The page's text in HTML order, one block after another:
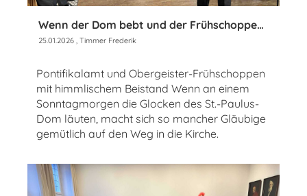
Wenn der Dom bebt und der Frühschoppen ruft
25.01.2026 , Timmer Frederik
Pontifikalamt und Obergeister-Frühschoppen
mit himmlischem Beistand Wenn an einem
Sonntagmorgen die Glocken des St.-Paulus-
Dom läuten, macht sich so mancher Gläubige
gemütlich auf den Weg in die Kirche.